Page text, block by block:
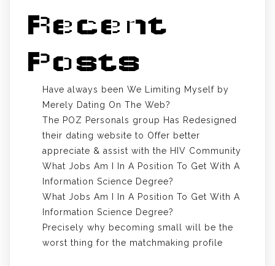
Recent
Posts
Have always been We Limiting Myself by
Merely Dating On The Web?
The POZ Personals group Has Redesigned
their dating website to Offer better
appreciate & assist with the HIV Community
What Jobs Am I In A Position To Get With A
Information Science Degree?
What Jobs Am I In A Position To Get With A
Information Science Degree?
Precisely why becoming small will be the
worst thing for the matchmaking profile